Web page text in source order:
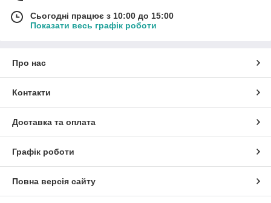
Сьогодні працює з 10:00 до 15:00
Показати весь графік роботи
Про нас
Контакти
Доставка та оплата
Графік роботи
Повна версія сайту